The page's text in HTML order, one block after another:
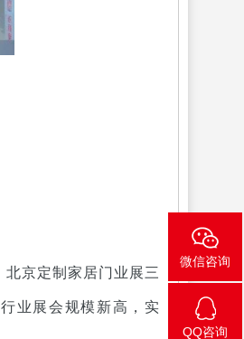
京定制家居门业展三
业展会规模新高，实
微信咨询
QQ咨询